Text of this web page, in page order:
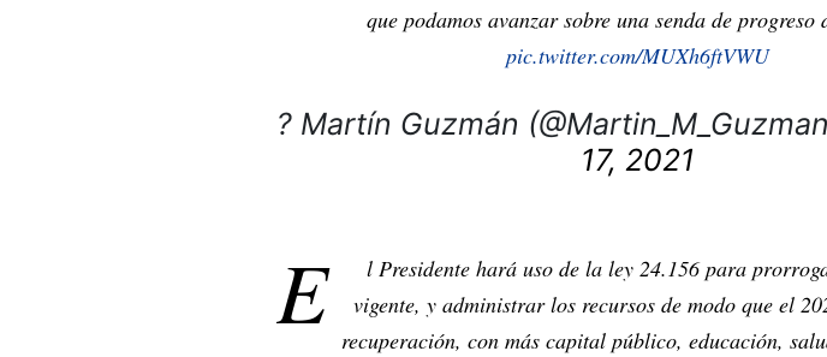
que podamos avanzar sobre una senda de progreso
pic.twitter.com/MUXh6ftVWU
? Martín Guzmán
17, 2021
E
l Presidente hará uso de la ley 24.156 para
vigente, y administrar los recursos de modo que el
recuperación, con más capital público, educación,